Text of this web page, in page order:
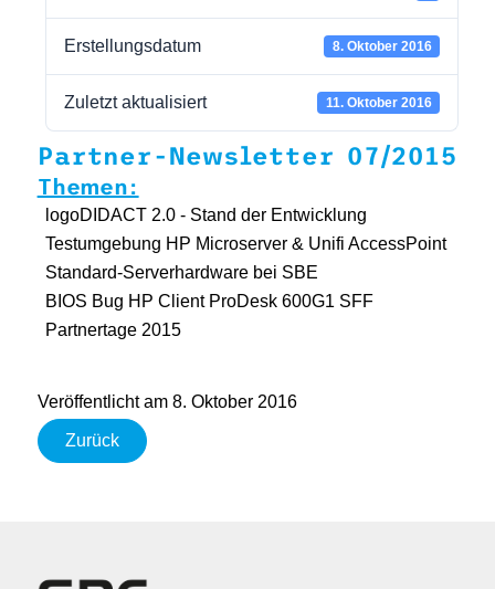
Erstellungsdatum 8. Oktober 2016
Zuletzt aktualisiert 11. Oktober 2016
Partner-Newsletter 07/2015
Themen:
logoDIDACT 2.0 - Stand der Entwicklung
Testumgebung HP Microserver & Unifi AccessPoint
Standard-Serverhardware bei SBE
BIOS Bug HP Client ProDesk 600G1 SFF
Partnertage 2015
Veröffentlicht am 8. Oktober 2016
Zurück